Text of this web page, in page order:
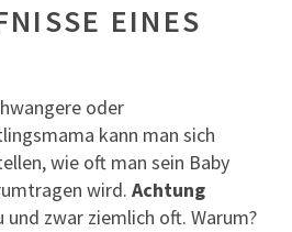
EINES
oder
kann man sich
wie oft man sein Baby
wird. Achtung
und zwar ziemlich oft. Warum?